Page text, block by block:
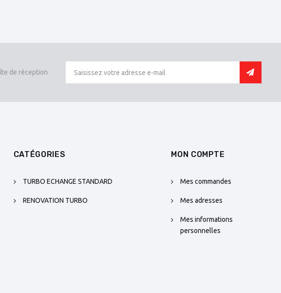
de réception
CATÉGORIES
TURBO ECHANGE STANDARD
RENOVATION TURBO
MON COMPTE
Mes commandes
Mes adresses
Mes informations
personnelles